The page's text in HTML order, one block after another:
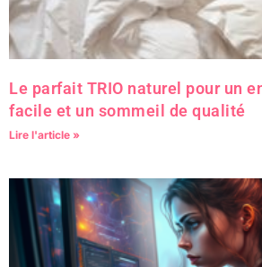
Le parfait TRIO naturel pour un
facile et un sommeil de qualité
Lire l'article »